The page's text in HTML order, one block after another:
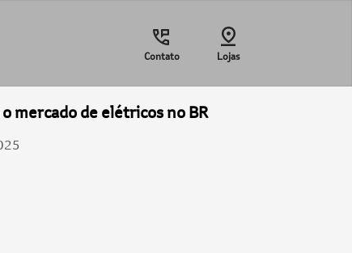
Contato Lojas
mercado de elétricos no BR